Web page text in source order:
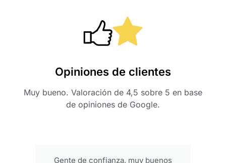
Opiniones de clientes
Muy bueno. Valoración de 4,5 sobre 5 en base
de opiniones de Google.
Gente de confianza, muy buenos